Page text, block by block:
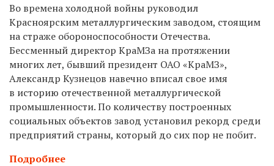
Во времена холодной войны руководил
Красноярским металлургическим заводом, стоящим
на страже обороноспособности Отечества.
Бессменный директор КраМЗа на протяжении
многих лет, бывший президент ОАО «КраМЗ»,
Александр Кузнецов навечно вписал свое имя
в историю отечественной металлургической
промышленности. По количеству построенных
социальных объектов завод установил рекорд среди
предприятий страны, который до сих пор не побит.
Подробнее